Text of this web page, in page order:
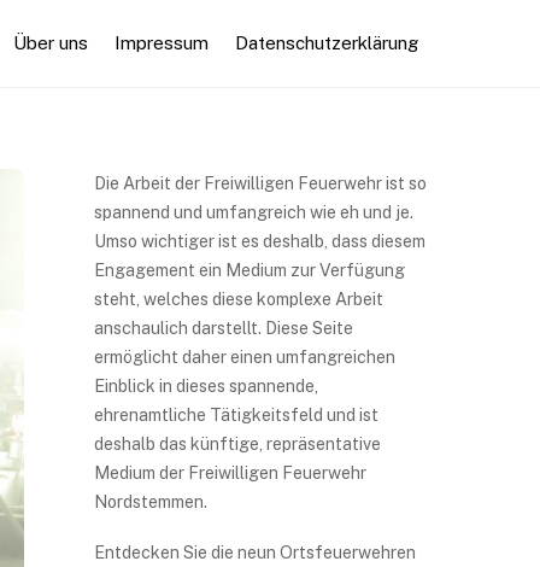
Über uns Impressum Datenschutzerklärung
Die Arbeit der Freiwilligen Feuerwehr ist so
spannend und umfangreich wie eh und je.
Umso wichtiger ist es deshalb, dass diesem
Engagement ein Medium zur Verfügung
steht, welches diese komplexe Arbeit
anschaulich darstellt. Diese Seite
ermöglicht daher einen umfangreichen
Einblick in dieses spannende,
ehrenamtliche Tätigkeitsfeld und ist
deshalb das künftige, repräsentative
Medium der Freiwilligen Feuerwehr
Nordstemmen.
Entdecken Sie die neun Ortsfeuerwehren